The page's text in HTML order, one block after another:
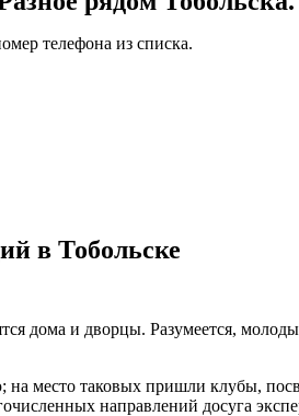
телефона из списка.
в Тобольске
дома и дворцы. Разумеется,
место таковых пришли клубы,
направлений досуга